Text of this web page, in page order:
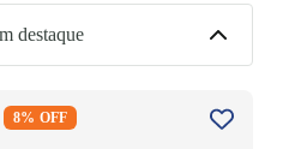
Electrolux EKP70 1,7L Perfect
8% OFF